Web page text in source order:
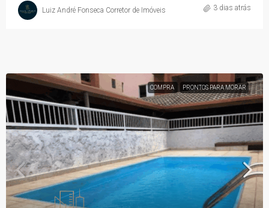
Luiz André Fonseca Corretor de Imóveis 3 dias atrás
COMPRA PRONTOS PARA MORAR